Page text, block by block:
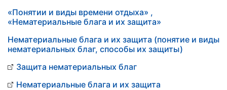
«Понятии и виды времени отдыха» ,
«Нематериальные блага и их защита»
Нематериальные блага и их защита (понятие и виды
нематериальных благ, способы их защиты)
Защита нематериальных благ
Нематериальные блага и их защита